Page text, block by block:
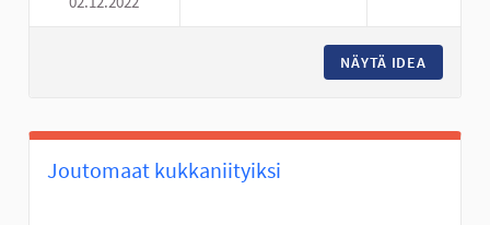
NÄYTÄ IDEA
Joutomaat kukkaniityiksi